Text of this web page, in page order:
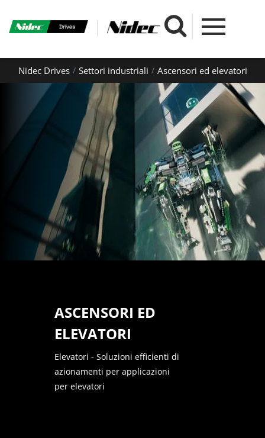
Nidec Drives Settori industriali Ascensori ed elevatori
ASCENSORI ED
ELEVATORI
Elevatori - Soluzioni efficienti di
azionamenti per applicazioni
per elevatori